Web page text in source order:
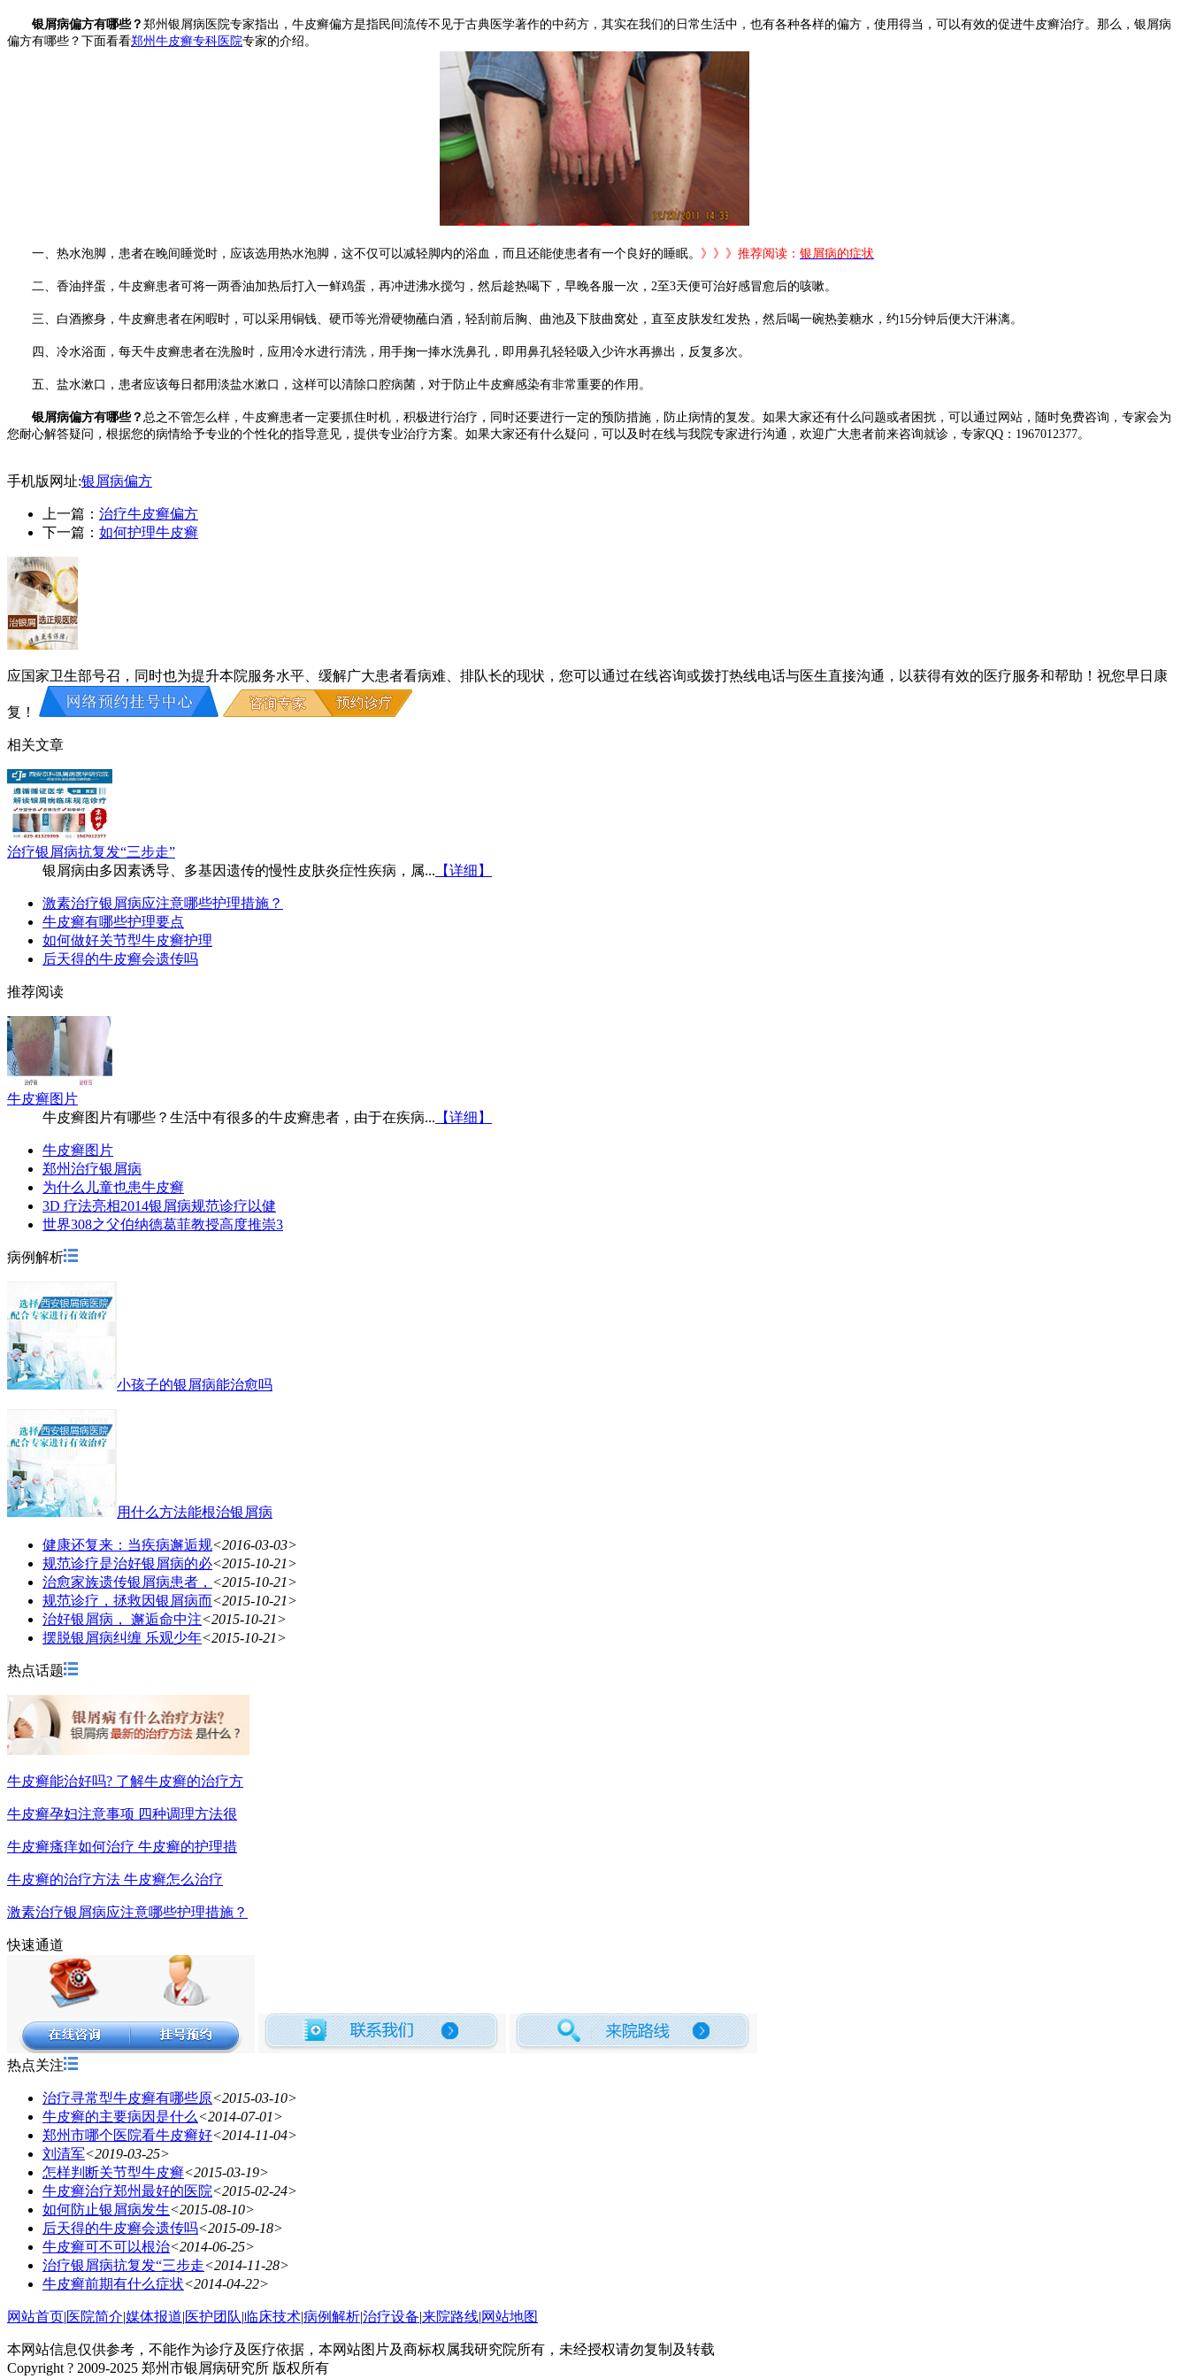
银屑病偏方有哪些？ 郑州银屑病医院专家指出，牛皮癣偏方是指民间流传不见于古典医学著作的中药方，其实在我们的日常生活中，也有各种各样的偏方，使用得当，可以有效的促进牛皮癣治疗。那么，银屑病
偏方有哪些？下面看看郑州牛皮癣专科医院专家的介绍。
一、热水泡脚，患者在晚间睡觉时，应该选用热水泡脚，这不仅可以减轻脚内的浴血，而且还能使患者有一个良好的睡眠。 》》》推荐阅读： 银屑病的症状
二、香油拌蛋，牛皮癣患者可将一两香油加热后打入一鲜鸡蛋，再冲进沸水搅匀，然后趁热喝下，早晚各服一次，2至3天便可治好感冒愈后的咳嗽。
三、白酒擦身，牛皮癣患者在闲暇时，可以采用铜钱、硬币等光滑硬物蘸白酒，轻刮前后胸、曲池及下肢曲窝处，直至皮肤发红发热，然后喝一碗热姜糖水，约15分钟后便大汗淋漓。
四、冷水浴面，每天牛皮癣患者在洗脸时，应用冷水进行清洗，用手掬一捧水洗鼻孔，即用鼻孔轻轻吸入少许水再擤出，反复多次。
五、盐水漱口，患者应该每日都用淡盐水漱口，这样可以清除口腔病菌，对于防止牛皮癣感染有非常重要的作用。
银屑病偏方有哪些？ 总之不管怎么样，牛皮癣患者一定要抓住时机，积极进行治疗，同时还要进行一定的预防措施，防止病情的复发。如果大家还有什么问题或者困扰，可以通过网站，随时免费咨询，专家会为
您耐心解答疑问，根据您的病情给予专业的个性化的指导意见，提供专业治疗方案。如果大家还有什么疑问，可以及时在线与我院专家进行沟通，欢迎广大患者前来咨询就诊，专家QQ：1967012377。
手机版网址:银屑病偏方
上一篇： 治疗牛皮癣偏方
下一篇： 如何护理牛皮癣
应国家卫生部号召，同时也为提升本院服务水平、缓解广大患者看病难、排队长的现状，您可以通过在线咨询或拨打热线电话与医生直接沟通，以获得有效的医疗服务和帮助！祝您早日康
复！
相关文章
治疗银屑病抗复发“三步走”
银屑病由多因素诱导、多基因遗传的慢性皮肤炎症性疾病，属... 【详细】
激素治疗银屑病应注意哪些护理措施？
牛皮癣有哪些护理要点
如何做好关节型牛皮癣护理
后天得的牛皮癣会遗传吗
推荐阅读
牛皮癣图片
牛皮癣图片有哪些？生活中有很多的牛皮癣患者，由于在疾病... 【详细】
牛皮癣图片
郑州治疗银屑病
为什么儿童也患牛皮癣
3D 疗法亮相2014银屑病规范诊疗以健
世界308之父伯纳德葛菲教授高度推崇3
病例解析
小孩子的银屑病能治愈吗
用什么方法能根治银屑病
健康还复来：当疾病邂逅规<2016-03-03>
规范诊疗是治好银屑病的必<2015-10-21>
治愈家族遗传银屑病患者， <2015-10-21>
规范诊疗，拯救因银屑病而<2015-10-21>
治好银屑病， 邂逅命中注<2015-10-21>
摆脱银屑病纠缠 乐观少年<2015-10-21>
热点话题
牛皮癣能治好吗? 了解牛皮癣的治疗方
牛皮癣孕妇注意事项 四种调理方法很
牛皮癣瘙痒如何治疗 牛皮癣的护理措
牛皮癣的治疗方法 牛皮癣怎么治疗
激素治疗银屑病应注意哪些护理措施？
快速通道
热点关注
治疗寻常型牛皮癣有哪些原<2015-03-10>
牛皮癣的主要病因是什么 <2014-07-01>
郑州市哪个医院看牛皮癣好<2014-11-04>
刘清军<2019-03-25>
怎样判断关节型牛皮癣<2015-03-19>
牛皮癣治疗郑州最好的医院<2015-02-24>
如何防止银屑病发生<2015-08-10>
后天得的牛皮癣会遗传吗<2015-09-18>
牛皮癣可不可以根治<2014-06-25>
治疗银屑病抗复发“三步走<2014-11-28>
牛皮癣前期有什么症状<2014-04-22>
网站首页|医院简介|媒体报道|医护团队|临床技术|病例解析|治疗设备|来院路线|网站地图
本网站信息仅供参考，不能作为诊疗及医疗依据，本网站图片及商标权属我研究院所有，未经授权请勿复制及转载
Copyright ? 2009-2025 郑州市银屑病研究所 版权所有